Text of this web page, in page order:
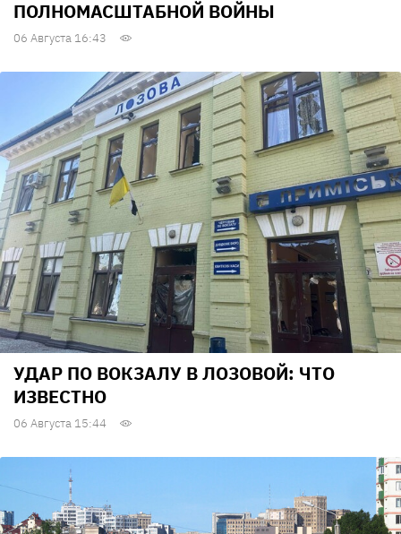
ПОЛНОМАСШТАБНОЙ ВОЙНЫ
06 Августа 16:43
УДАР ПО ВОКЗАЛУ В ЛОЗОВОЙ: ЧТО
ИЗВЕСТНО
06 Августа 15:44